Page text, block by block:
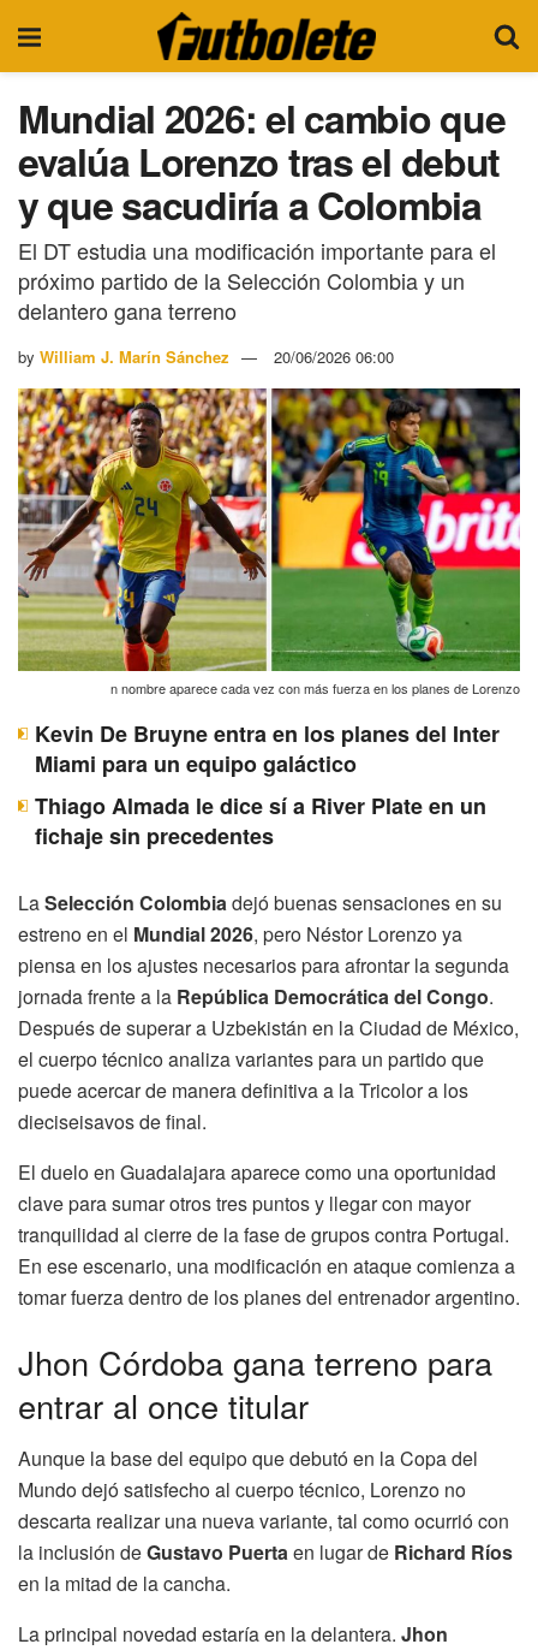
Mundial 2026: el cambio que
evalúa Lorenzo tras el debut
y que sacudiría a Colombia
El DT estudia una modificación importante para el
próximo partido de la Selección Colombia y un
delantero gana terreno
by William J. Marín Sánchez 20/06/2026 06:00
n nombre aparece cada vez con más fuerza en los planes de Lorenzo
Kevin De Bruyne entra en los planes del Inter
Miami para un equipo galáctico
Thiago Almada le dice sí a River Plate en un
fichaje sin precedentes
LaSelección Colombiadejó buenas sensaciones en su
estreno en el Mundial 2026, pero Néstor Lorenzo ya
piensa en los ajustes necesarios para afrontar la segunda
jornada frente a la República Democrática del Congo.
Después de superar a Uzbekistán en la Ciudad de México,
el cuerpo técnico analiza variantes para un partido que
puede acercar de manera definitiva a la Tricolor a los
dieciseisavos de final.
El duelo en Guadalajara aparece como una oportunidad
clave para sumar otros tres puntos y llegar con mayor
tranquilidad al cierre de la fase de grupos contra Portugal.
En ese escenario, una modificación en ataque comienza a
tomar fuerza dentro de los planes del entrenador argentino.
Jhon Córdoba gana terreno para
entrar al once titular
Aunque la base del equipo que debutó en la Copa del
Mundo dejó satisfecho al cuerpo técnico, Lorenzo no
descarta realizar una nueva variante, tal como ocurrió con
la inclusión deGustavo Puertaen lugar de Richard Ríos
en la mitad de la cancha.
La principal novedad estaría en la delantera. Jhon